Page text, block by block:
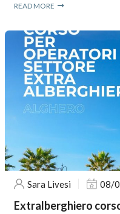
READ MORE
Sara Livesi 08/
Extralberghiero